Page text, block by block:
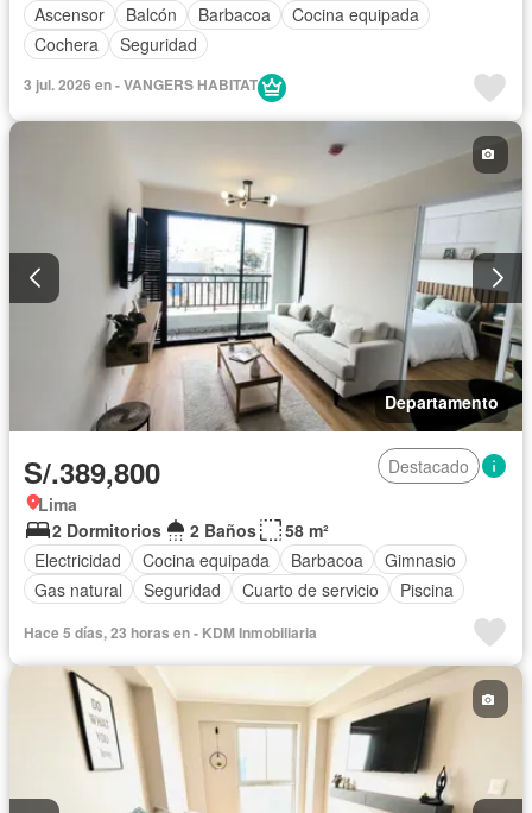
Ascensor
Balcón Barbacoa
Cocina equipada
Cochera
Seguridad
3 jul. 2026 en - VANGERS HABITAT
Departamento
S/.389,800
Destacado
Lima
2 Dormitorios
2 Baños
58 m²
Electricidad
Cocina equipada Barbacoa
Gimnasio
Gas natural
Seguridad Cuarto de servicio Piscina
Hace 5 días, 23 horas en - KDM Inmobiliaria